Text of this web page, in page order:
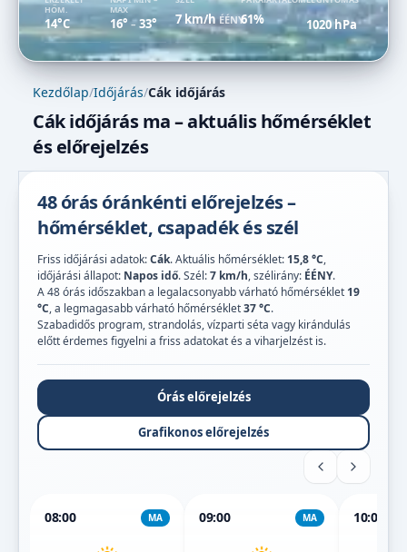
HŐM.
14°C
MAX
16° –33° 7 km/hÉÉNY61% 1020 hPa
Kezdőlap/Időjárás/Cák időjárás
Cák időjárás ma – aktuális hőmérséklet
és előrejelzés
48 órás óránkénti előrejelzés –
hőmérséklet, csapadék és szél
Friss időjárási adatok:Cák. Aktuális hőmérséklet: 15,8 °C,
időjárási állapot: Napos idő. Szél:7 km/h, szélirány: ÉÉNY.
A 48 órás időszakban a legalacsonyabb várható hőmérséklet 19
°C, a legmagasabb várható hőmérséklet37 °C.
Szabadidős program, strandolás, vízparti séta vagy kirándulás
előtt érdemes figyelni a friss adatokat és a viharjelzést is.
Órás előrejelzés
Grafikonos előrejelzés
08:00 MA 09:00 MA 10:00